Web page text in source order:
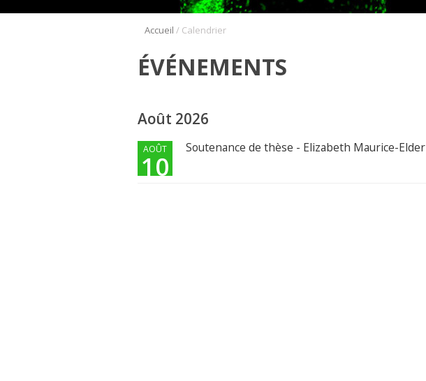
Accueil / Calendrier
ÉVÉNEMENTS
Août 2026
AOÛT
10
Soutenance de thèse - Elizabeth Maurice-Elder